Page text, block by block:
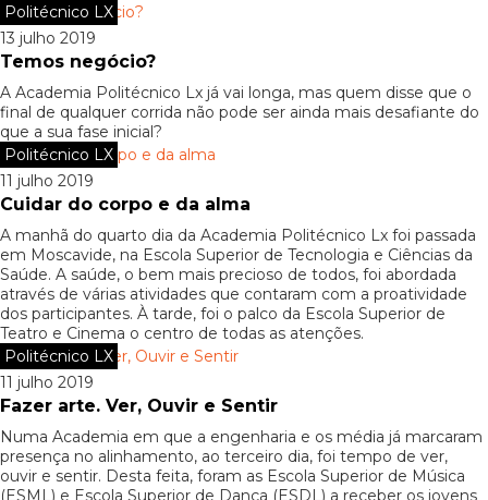
Politécnico LX
13 julho 2019
Temos negócio?
A Academia Politécnico Lx já vai longa, mas quem disse que o
final de qualquer corrida não pode ser ainda mais desafiante do
que a sua fase inicial?
Politécnico LX
11 julho 2019
Cuidar do corpo e da alma
A manhã do quarto dia da Academia Politécnico Lx foi passada
em Moscavide, na Escola Superior de Tecnologia e Ciências da
Saúde. A saúde, o bem mais precioso de todos, foi abordada
através de várias atividades que contaram com a proatividade
dos participantes. À tarde, foi o palco da Escola Superior de
Teatro e Cinema o centro de todas as atenções.
Politécnico LX
11 julho 2019
Fazer arte. Ver, Ouvir e Sentir
Numa Academia em que a engenharia e os média já marcaram
presença no alinhamento, ao terceiro dia, foi tempo de ver,
ouvir e sentir. Desta feita, foram as Escola Superior de Música
(ESML) e Escola Superior de Dança (ESDL) a receber os jovens